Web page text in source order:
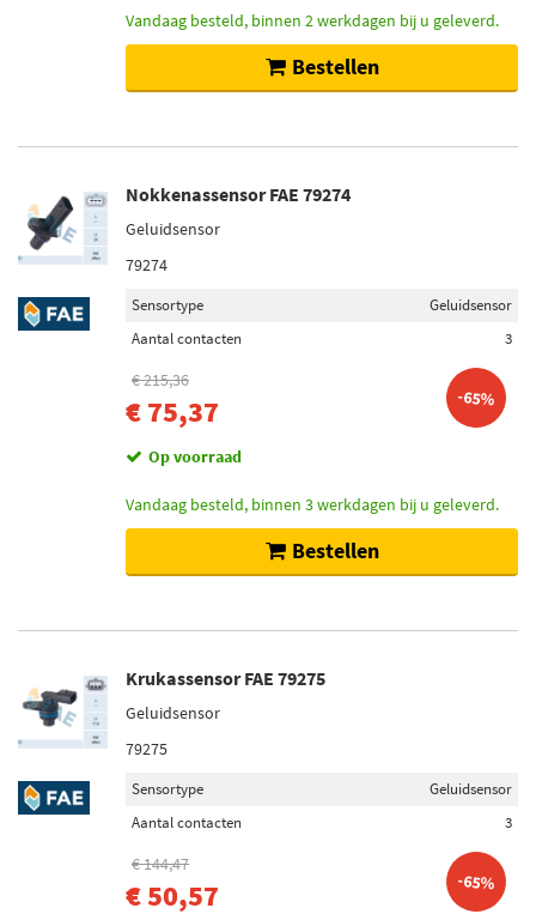
Vandaag besteld, binnen 2 werkdagen bij u geleverd.
Bestellen
Nokkenassensor FAE 79274
Geluidsensor
79274
Sensortype
Geluidsensor
Aantal contacten
3
€ 215,36
€ 75,37 -65%
Op voorraad
Vandaag besteld, binnen 3 werkdagen bij u geleverd.
Bestellen
Krukassensor FAE 79275
Geluidsensor
79275
Sensortype
Geluidsensor
Aantal contacten
3
€ 144,47
€ 50,57 -65%